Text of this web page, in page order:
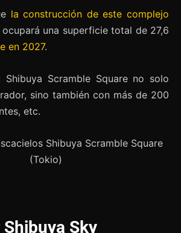
la construcción de este complejo
una superficie total de 27,6
en 2027.
Shibuya Scramble Square no solo
sino también con más de 200
etc.
Sky